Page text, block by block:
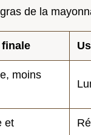
de la
finale
moins
et